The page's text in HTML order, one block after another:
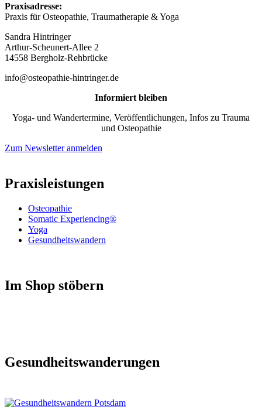
Praxisadresse:
Praxis für Osteopathie, Traumatherapie & Yoga
Sandra Hintringer
Arthur-Scheunert-Allee 2
14558 Bergholz-Rehbrücke
info@osteopathie-hintringer.de
Informiert bleiben
Yoga- und Wandertermine, Veröffentlichungen, Infos zu Trauma
und Osteopathie
Zum Newsletter anmelden
Praxisleistungen
Osteopathie
Somatic Experiencing®
Yoga
Gesundheitswandern
Im Shop stöbern
Gesundheitswanderungen